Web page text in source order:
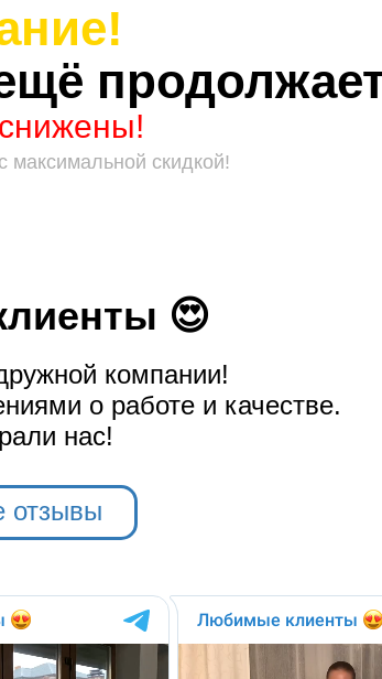
максимальной скидкой!
😍
компании!
о работе и качестве.
нас!
отзывы